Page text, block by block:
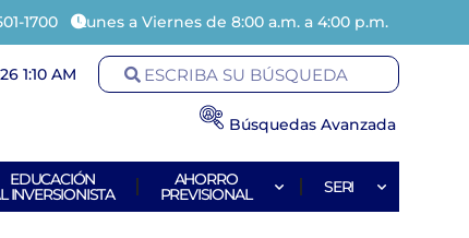
1700 Lunes a Viernes de 8:00 a.m. a 4:00 p.m.
1:10 AM
Búsquedas Avanzada
EDUCACIÓN
INVERSIONISTA
AHORRO
PREVISIONAL
SERI